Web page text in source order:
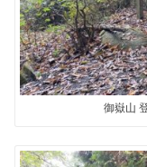
御嶽山